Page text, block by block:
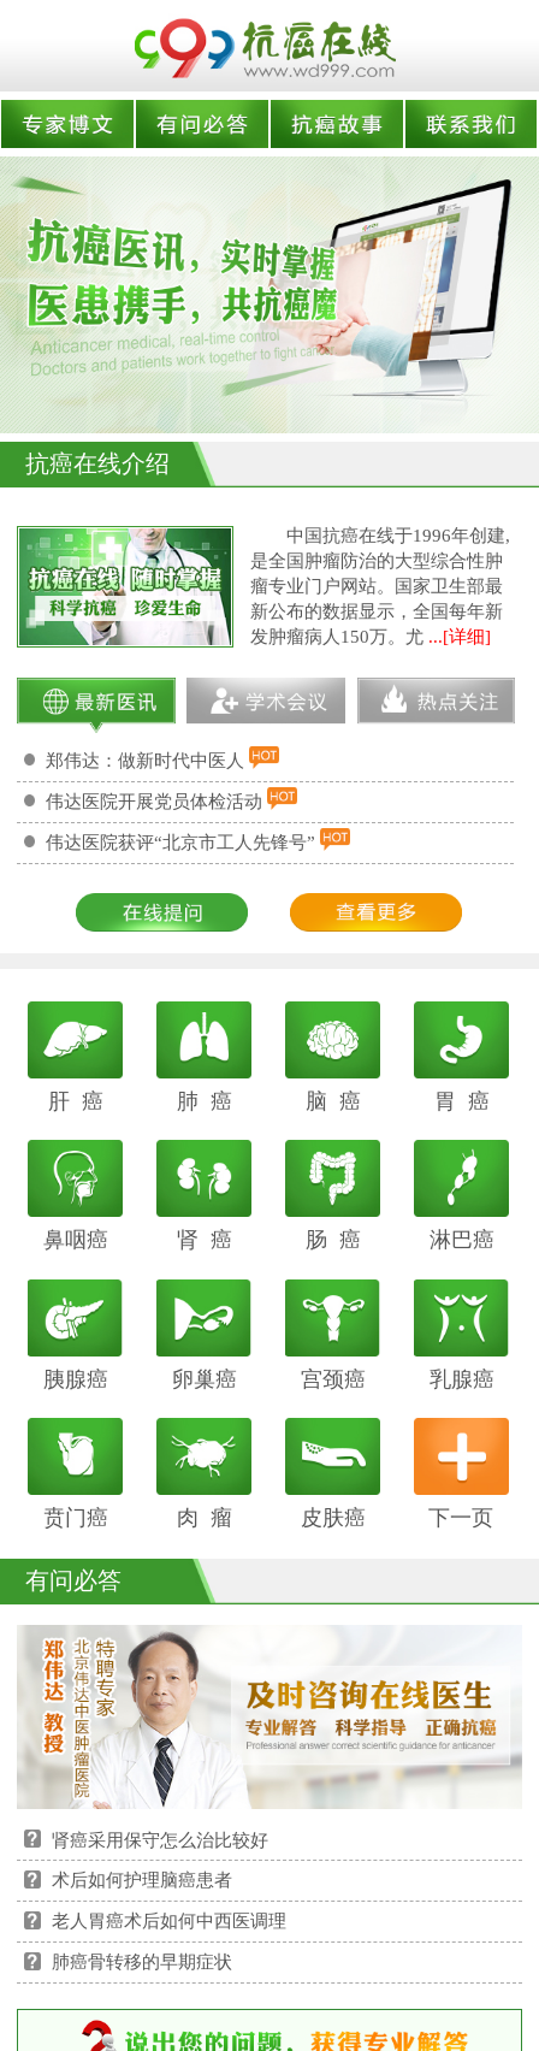
抗癌在线介绍
中国抗癌在线于1996年创建,
是全国肿瘤防治的大型综合性肿
瘤专业门户网站。国家卫生部最
新公布的数据显示，全国每年新
发肿瘤病人150万。尤 ...[详细]
郑伟达：做新时代中医人
伟达医院开展党员体检活动
伟达医院获评“北京市工人先锋号”
下一页
肝 癌 阴道癌肺 癌 甲状腺癌
脑 癌 前列腺癌
胃 癌
鼻咽癌 胆管癌肾 癌
子宫内膜
癌
肠 癌 膀胱癌
淋巴癌
胰腺癌 鳞癌
卵巢癌 骨癌
宫颈癌 喉癌
乳腺癌
贲门癌 阴茎癌肉 瘤 白血病皮肤癌
有问必答
肾癌采用保守怎么治比较好
术后如何护理脑癌患者
老人胃癌术后如何中西医调理
肺癌骨转移的早期症状